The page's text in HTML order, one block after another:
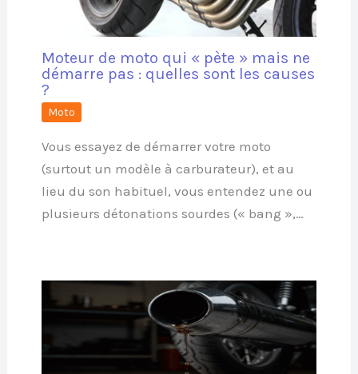
Moteur de moto qui « pète » mais ne
démarre pas : quelles sont les causes
?
Moto
Vous essayez de démarrer votre moto
(surtout un modèle à carburateur), et au
lieu du son habituel, vous entendez une ou
plusieurs détonations sourdes (« bang »,…